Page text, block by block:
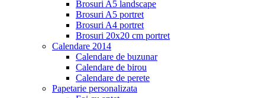
Brosuri A5 landscape
Brosuri A5 portret
Brosuri A4 portret
Brosuri 20x20 cm portret
Calendare 2014
Calendare de buzunar
Calendare de birou
Calendare de perete
Papetarie personalizata